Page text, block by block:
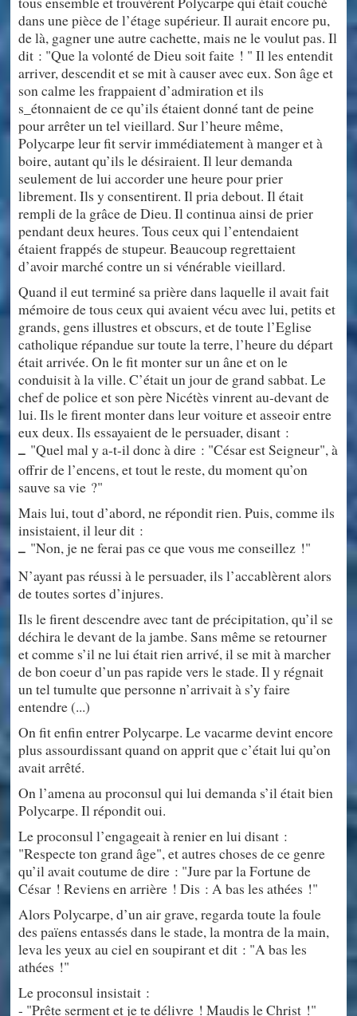
dans une pièce de l’étage supérieur. Il aurait encore pu,
de là, gagner une autre cachette, mais ne le voulut pas. Il
dit : "Que la volonté de Dieu soit faite ! " Il les entendit
arriver, descendit et se mit à causer avec eux. Son âge et
son calme les frappaient d’admiration et ils
s_étonnaient de ce qu’ils étaient donné tant de peine
pour arrêter un tel vieillard. Sur l’heure même,
Polycarpe leur fit servir immédiatement à manger et à
boire, autant qu’ils le désiraient. Il leur demanda
seulement de lui accorder une heure pour prier
librement. Ils y consentirent. Il pria debout. Il était
rempli de la grâce de Dieu. Il continua ainsi de prier
pendant deux heures. Tous ceux qui l’entendaient
étaient frappés de stupeur. Beaucoup regrettaient
d’avoir marché contre un si vénérable vieillard.
Quand il eut terminé sa prière dans laquelle il avait fait
mémoire de tous ceux qui avaient vécu avec lui, petits et
grands, gens illustres et obscurs, et de toute l’Eglise
catholique répandue sur toute la terre, l’heure du départ
était arrivée. On le fit monter sur un âne et on le
conduisit à la ville. C’était un jour de grand sabbat. Le
chef de police et son père Nicétès vinrent au-devant de
lui. Ils le firent monter dans leur voiture et asseoir entre
eux deux. Ils essayaient de le persuader, disant :
– "Quel mal y a-t-il donc à dire : "César est Seigneur", à
offrir de l’encens, et tout le reste, du moment qu’on
sauve sa vie ?"
Mais lui, tout d’abord, ne répondit rien. Puis, comme ils
insistaient, il leur dit :
– "Non, je ne ferai pas ce que vous me conseillez !"
N’ayant pas réussi à le persuader, ils l’accablèrent alors
de toutes sortes d’injures.
Ils le firent descendre avec tant de précipitation, qu’il se
déchira le devant de la jambe. Sans même se retourner
et comme s’il ne lui était rien arrivé, il se mit à marcher
de bon coeur d’un pas rapide vers le stade. Il y régnait
un tel tumulte que personne n’arrivait à s’y faire
entendre (...)
On fit enfin entrer Polycarpe. Le vacarme devint encore
plus assourdissant quand on apprit que c’était lui qu’on
avait arrêté.
On l’amena au proconsul qui lui demanda s’il était bien
Polycarpe. Il répondit oui.
Le proconsul l’engageait à renier en lui disant :
"Respecte ton grand âge", et autres choses de ce genre
qu’il avait coutume de dire : "Jure par la Fortune de
César ! Reviens en arrière ! Dis : A bas les athées !"
Alors Polycarpe, d’un air grave, regarda toute la foule
des païens entassés dans le stade, la montra de la main,
leva les yeux au ciel en soupirant et dit : "A bas les
athées !"
Le proconsul insistait :
- "Prête serment et je te délivre ! Maudis le Christ !"